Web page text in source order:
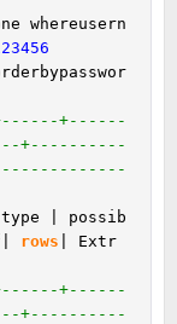
whereusern
+------
+----------
type | possib
rows | Extr
+------
+----------